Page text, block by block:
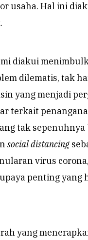
usaha. Hal ini
diakui
dilematis, tak
yang menjadi
terkait
tak sepenuhnya
social distancing
virus
penting yang
yang